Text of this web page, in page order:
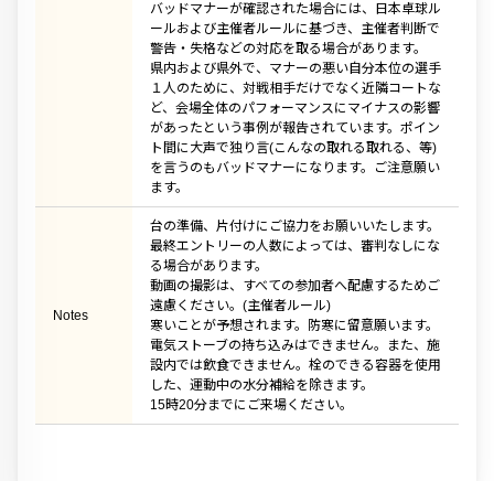
バッドマナーが確認された場合には、日本卓球ル
ールおよび主催者ルールに基づき、主催者判断で
警告・失格などの対応を取る場合があります。
県内および県外で、マナーの悪い自分本位の選手
１人のために、対戦相手だけでなく近隣コートな
ど、会場全体のパフォーマンスにマイナスの影響
があったという事例が報告されています。ポイン
ト間に大声で独り言(こんなの取れる取れる、等)
を言うのもバッドマナーになります。ご注意願い
ます。
Notes
台の準備、片付けにご協力をお願いいたします。
最終エントリーの人数によっては、審判なしにな
る場合があります。
動画の撮影は、すべての参加者へ配慮するためご
遠慮ください。(主催者ルール)
寒いことが予想されます。防寒に留意願います。
電気ストーブの持ち込みはできません。また、施
設内では飲食できません。栓のできる容器を使用
した、運動中の水分補給を除きます。
15時20分までにご来場ください。